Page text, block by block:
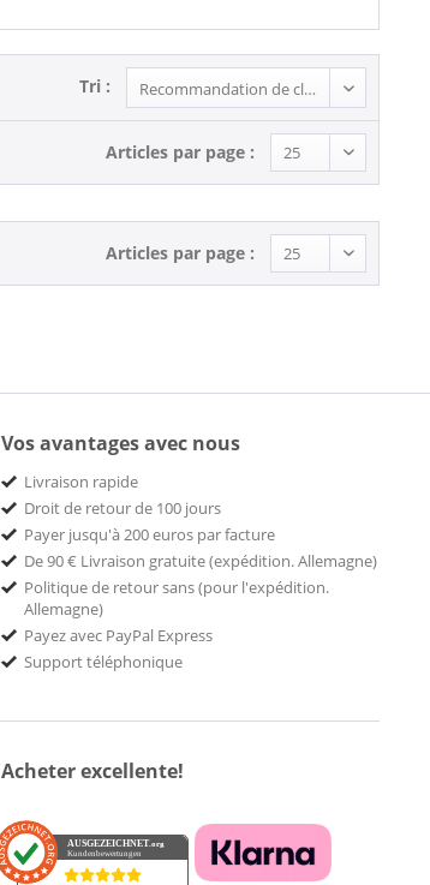
Tri :
Articles par page :
Articles par page :
Vos avantages avec nous
Livraison rapide
Droit de retour de 100 jours
Payer jusqu'à 200 euros par facture
De 90 € Livraison gratuite (expédition. Allemagne)
Politique de retour sans (pour l'expédition.
Allemagne)
Payez avec PayPal Express
Support téléphonique
Acheter excellente!
AUSGEZEICHNET.org
Kundenbewertungen